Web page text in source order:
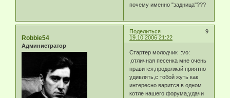
почему именно "задница"???
Поделиться
9
19.10.2006 21:22
Robbie54
Администратор
Стартер молодчик :vo:
,отличная песенка мне очень
нравится,продолжай приятно
удивлять,с тобой жуть как
интересно варится в одном
котле нашего форума,удачи